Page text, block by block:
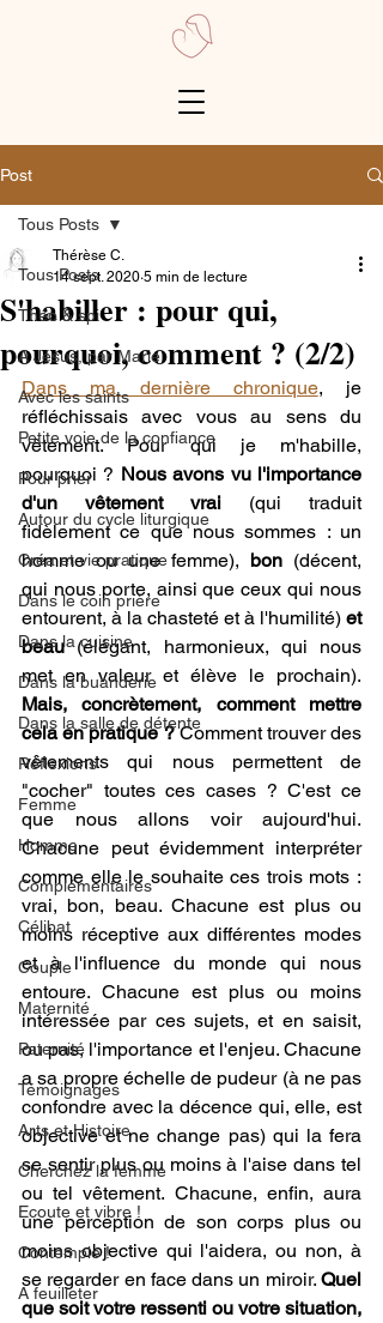
Post
Tous Posts
Théo & spi
A Jésus, par Marie
Avec les saints
Petite voie de la confiance
Pour prier
Autour du cycle liturgique
Créa et vie pratique
Dans le coin prière
Dans la cuisine
Dans la buanderie
Dans la salle de détente
Réflexions
Femme
Homme
Complémentaires
Célibat
Couple
Maternité
Paternité
Témoignages
Arts et Histoire
Cherchez la femme
Ecoute et vibre !
Contemple !
A feuilleter
Tous Posts
S'habiller : pour qui,
pourquoi, comment ? (2/2)
Thérèse C.
14 sept. 2020 5 min de lecture
Dans ma dernière chronique, je
réfléchissais avec vous au sens du
vêtement. Pour qui je m'habille,
pourquoi ? Nous avons vu l'importance
d'un vêtement vrai (qui traduit
fidèlement ce que nous sommes : un
homme ou une femme), bon (décent,
qui nous porte, ainsi que ceux qui nous
entourent, à la chasteté et à l'humilité) et
beau (élégant, harmonieux, qui nous
Mais, concrètement, comment mettre
cela en pratique ? Comment trouver des
vêtements qui nous permettent de
"cocher" toutes ces cases ? C'est ce
que nous allons voir aujourd'hui.
Chacune peut évidemment interpréter
comme elle le souhaite ces trois mots :
vrai, bon, beau. Chacune est plus ou
moins réceptive aux différentes modes
et à l'influence du monde qui nous
entoure. Chacune est plus ou moins
intéressée par ces sujets, et en saisit,
ou pas, l'importance et l'enjeu. Chacune
a sa propre échelle de pudeur (à ne pas
confondre avec la décence qui, elle, est
objective et ne change pas) qui la fera
se sentir plus ou moins à l'aise dans tel
ou tel vêtement. Chacune, enfin, aura
une perception de son corps plus ou
moins objective qui l'aidera, ou non, à
se regarder en face dans un miroir. Quel
que soit votre ressenti ou votre situation,